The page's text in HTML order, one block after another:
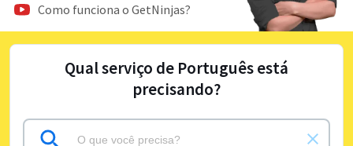
Como funciona o GetNinjas?
Qual serviço de Português está
precisando?